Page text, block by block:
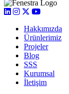
Hakkımızda
Ürünlerimiz
Projeler
Blog
SSS
Kurumsal
İletişim